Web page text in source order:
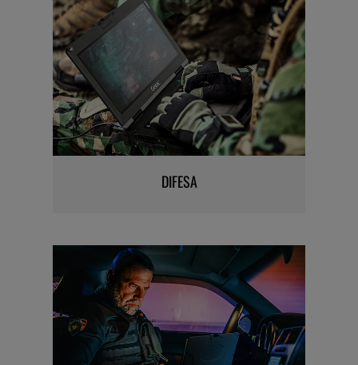
DIFESA